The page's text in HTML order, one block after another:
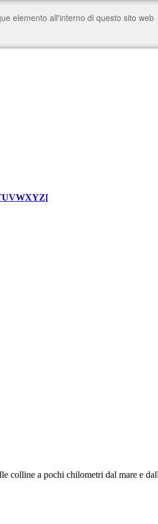
UVWXYZ[
colline a pochi chilometri dal mare e